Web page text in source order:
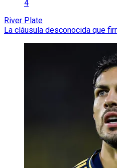
4
River Plate
La cláusula desconocida que